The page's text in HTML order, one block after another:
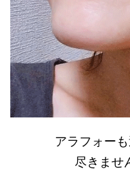
アラフォー
尽きませ